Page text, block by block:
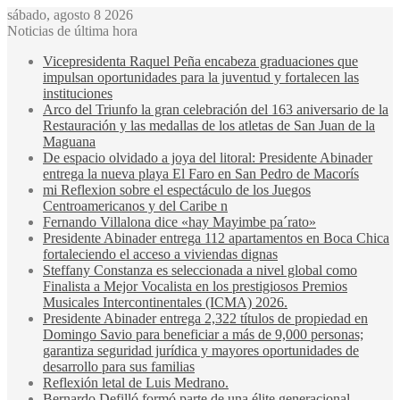
sábado, agosto 8 2026
Noticias de última hora
Vicepresidenta Raquel Peña encabeza graduaciones que
impulsan oportunidades para la juventud y fortalecen las
instituciones
Arco del Triunfo la gran celebración del 163 aniversario de la
Restauración y las medallas de los atletas de San Juan de la
Maguana
De espacio olvidado a joya del litoral: Presidente Abinader
entrega la nueva playa El Faro en San Pedro de Macorís
mi Reflexion sobre el espectáculo de los Juegos
Centroamericanos y del Caribe n
Fernando Villalona dice «hay Mayimbe pa´rato»
Presidente Abinader entrega 112 apartamentos en Boca Chica
fortaleciendo el acceso a viviendas dignas
Steffany Constanza es seleccionada a nivel global como
Finalista a Mejor Vocalista en los prestigiosos Premios
Musicales Intercontinentales (ICMA) 2026.
Presidente Abinader entrega 2,322 títulos de propiedad en
Domingo Savio para beneficiar a más de 9,000 personas;
garantiza seguridad jurídica y mayores oportunidades de
desarrollo para sus familias
Reflexión letal de Luis Medrano.